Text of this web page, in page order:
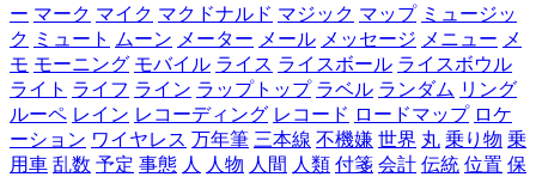
ー マーク マイク マクドナルド マジック マップ ミュージッ
ク ミュート ムーン メーター メール メッセージ メニュー メ
モ モーニング モバイル ライス ライスボール ライスボウル
ライト ライフ ライン ラップトップ ラベル ランダム リング
ルーペ レイン レコーディング レコード ロードマップ ロケ
ーション ワイヤレス 万年筆 三本線 不機嫌 世界 丸 乗り物 乗
用車 乱数 予定 事態 人 人物 人間 人類 付箋 会計 伝統 位置 保